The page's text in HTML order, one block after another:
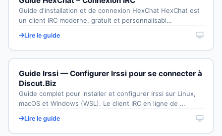
Guide d'installation et de connexion HexChat HexChat est
un client IRC moderne, gratuit et personnalisabl…
Lire le guide
Guide Irssi — Configurer Irssi pour se connecter à
Discut.Biz
Guide complet pour installer et configurer Irssi sur Linux,
macOS et Windows (WSL). Le client IRC en ligne de …
Lire le guide